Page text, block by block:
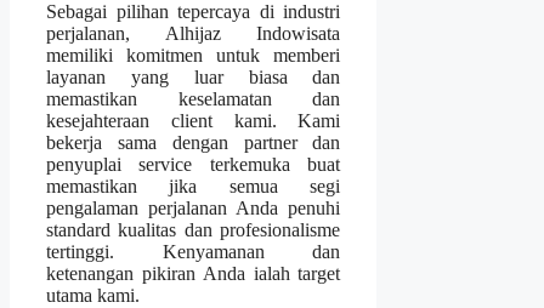
Sebagai pilihan tepercaya di industri
perjalanan, Alhijaz Indowisata
memiliki komitmen untuk memberi
layanan yang luar biasa dan
memastikan keselamatan dan
kesejahteraan client kami. Kami
bekerja sama dengan partner dan
penyuplai service terkemuka buat
memastikan jika semua segi
pengalaman perjalanan Anda penuhi
standard kualitas dan profesionalisme
tertinggi. Kenyamanan dan
ketenangan pikiran Anda ialah target
utama kami.